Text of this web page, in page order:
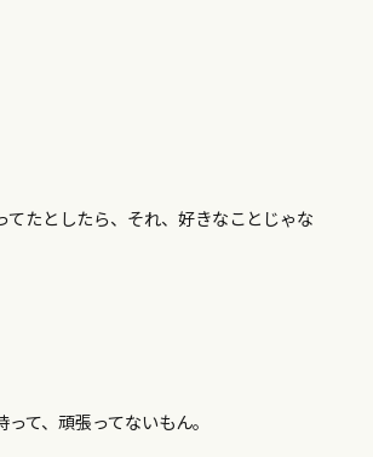
てたとしたら、それ、好きなことじゃな
て、頑張ってないもん。